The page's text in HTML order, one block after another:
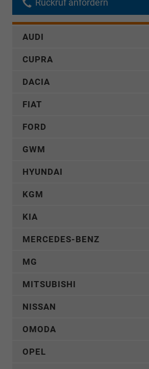
AUDI
CUPRA
DACIA
FIAT
FORD
GWM
HYUNDAI
KGM
KIA
MERCEDES-BENZ
MG
MITSUBISHI
NISSAN
OMODA
OPEL